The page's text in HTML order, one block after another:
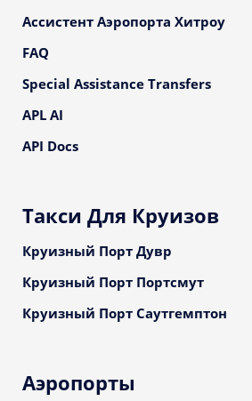
Ассистент Аэропорта Хитроу
FAQ
Special Assistance Transfers
APL AI
API Docs
Такси Для Круизов
Круизный Порт Дувр
Круизный Порт Портсмут
Круизный Порт Саутгемптон
Аэропорты